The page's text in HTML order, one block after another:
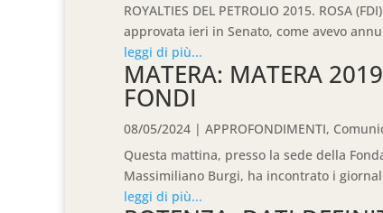
ROYALTIES DEL PETROLIO 2015. ROSA
approvata ieri in Senato, come avevo
leggi di più...
MATERA: MATERA
FONDI
08/05/2024 | APPROFONDIMENTI,
Questa mattina, presso la sede della
Massimiliano Burgi, ha incontrato i
leggi di più...